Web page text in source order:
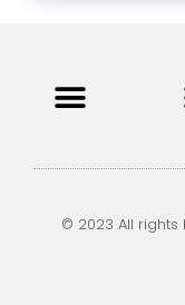
© 2023 All rights